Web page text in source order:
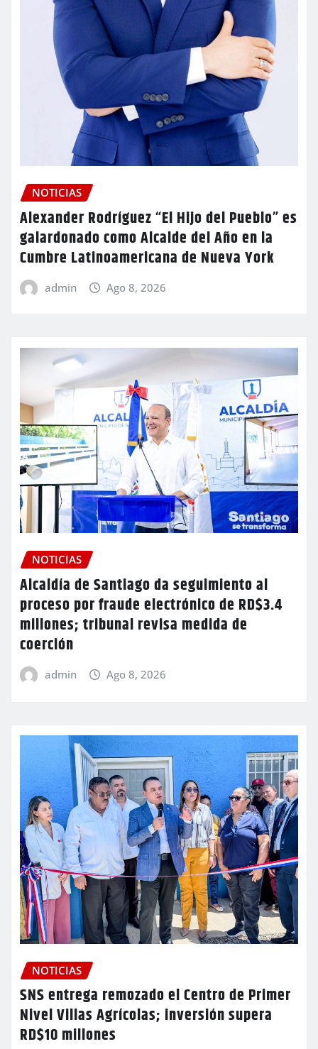
NOTICIAS
Alexander Rodríguez “El Hijo del Pueblo” es
galardonado como Alcalde del Año en la
Cumbre Latinoamericana de Nueva York
admin Ago 8, 2026
NOTICIAS
Alcaldía de Santiago da seguimiento al
proceso por fraude electrónico de RD$3.4
millones; tribunal revisa medida de
coerción
admin Ago 8, 2026
NOTICIAS
SNS entrega remozado el Centro de Primer
Nivel Villas Agrícolas; inversión supera
RD$10 millones